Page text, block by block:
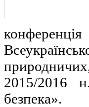
2015/2016
безпека».